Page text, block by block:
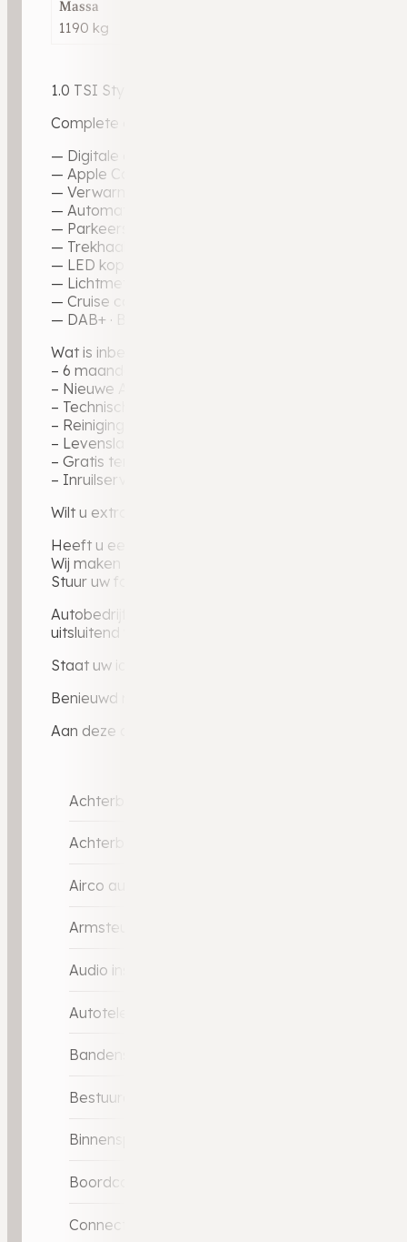
Massa
1190 kg
1.0 TSI Style | 2021 | 88.693 km | Benzine |
Complete en goed uitgeruste T-Cross Style in
— Digitale cockpit — volledig digitaal
— Apple CarPlay · Android Auto · navigatie
— Verwarmde voorstoelen
— Automatische climate control
— Parkeersensoren voor en achter
— Trekhaak
— LED koplampen · LED achterlichten
— Lichtmetalen velgen 16"
— Cruise control
— DAB+ · Bluetooth
Wat is inbegrepen bij de aflevering?
– 6 maanden garantie op motor en versnellingsbak
– Nieuwe APK-keuring, zodat u direct de weg op
– Technische voertuigcheck voor optimale
– Reiniging binnen en buiten
– Levenslange garantie op geleverde tellerstand
– Gratis tenaamstelling
– Inruilservice bij overstap naar uw volgende auto
Wilt u extra zekerheid? Ons uitgebreide BOVAG-
Heeft u een auto in te ruilen?
Wij maken graag een vrijblijvende inruilwaarde voor
Stuur uw foto’s via WhatsApp naar 0546 – 721 024
Autobedrijf Weldam — BOVAG-dealer sinds 2010,
uitsluitend via dealerkanalen: elke auto
Staat uw ideale auto er niet bij? Via ons
Benieuwd naar ervaringen van andere klanten?
Aan deze advertentie kunnen geen rechten
Achterbank in delen neerklapbaar
Achterbank verstelbaar
Airco automatisch
Armsteun voor
Audio installatie
Autotelefoonvoorbereiding met Bluetooth
Bandenspanningscontrolesysteem
Bestuurdersstoel in hoogte verstelbaar
Binnenspiegel automatisch dimmend
Boordcomputer
Connected services